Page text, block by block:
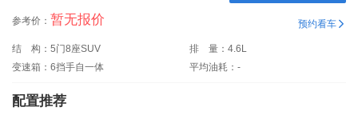
参考价： 暂无报价 预约看车 
结
构：5门8座SUV
变速箱：6挡手自一体
排
量：4.6L
平均油耗：-
配置推荐